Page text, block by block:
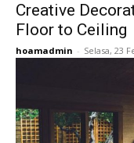
Creative
Floor to Ceiling
hoamadmin - Selasa, 23